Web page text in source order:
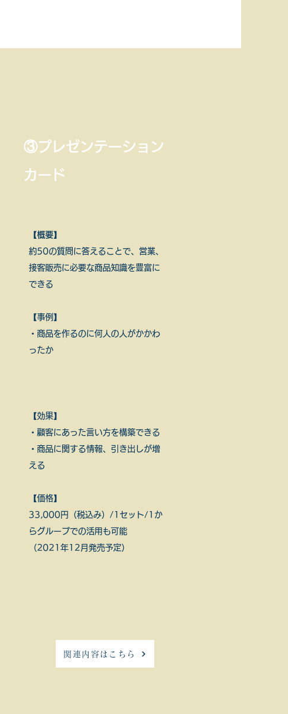
③プレゼンテーション
カード
【概要】
​約50の質問に答えることで、営業、
接客販売に必要な商品知識を豊富に
できる
【事例】
・商品を作るのに何人の人がかかわ
ったか
【効果】
・顧客にあった言い方を構築できる
​・商品に関する情報、引き出しが増
える
【価格】
​33,000円（税込み）/1セット/1か
らグループでの活用も可能
（2021年12月発売予定）
関連内容はこちら